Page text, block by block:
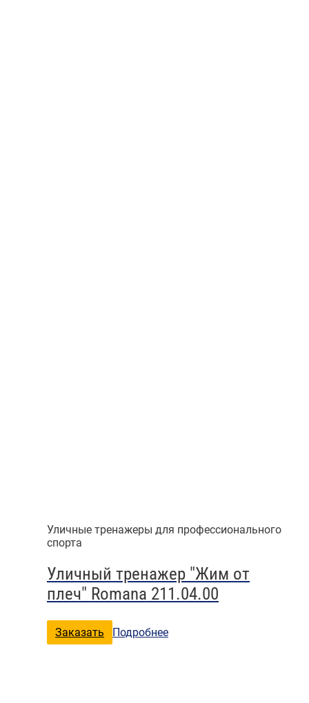
Уличные тренажеры для профессионального
спорта
Уличный тренажер "Жим от
плеч" Romana 211.04.00
Заказать Подробнее